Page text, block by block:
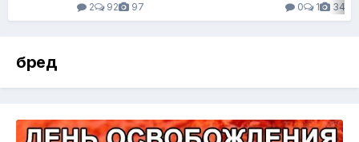
2
92 97
0
1 34
бред